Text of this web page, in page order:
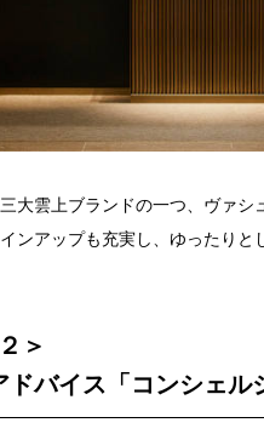
大雲上ブランドの一つ、ヴァ
ンアップも充実し、ゆったり
＞
ドバイス「コンシェル